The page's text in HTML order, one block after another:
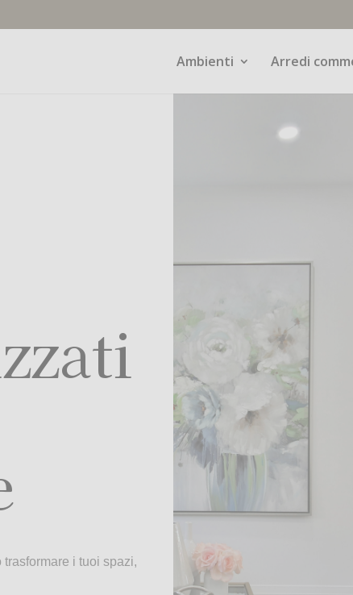
Ambienti Arredi
i tuoi spazi,